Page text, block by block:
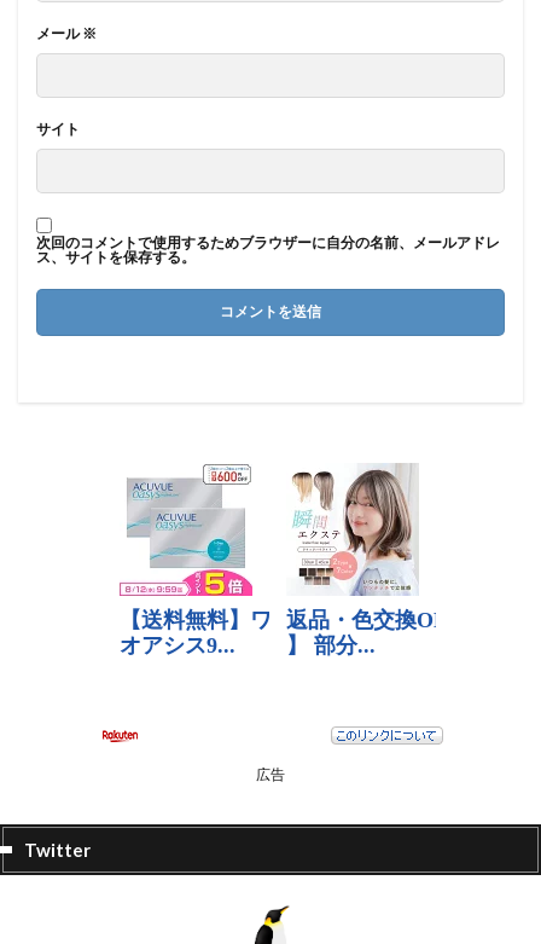
メール※
サイト
次回のコメントで使用するためブラウザーに自分の名前、メールアドレ
ス、サイトを保存する。
広告
Twitter